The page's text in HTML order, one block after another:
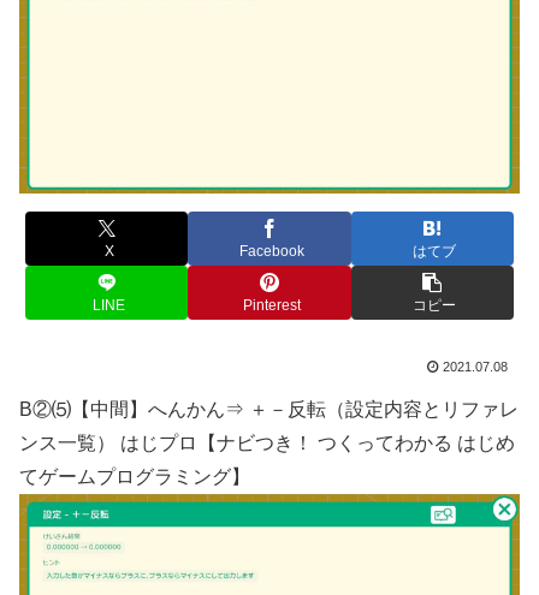
X Facebook はてブ
LINE Pinterest コピー
2021.07.08
B②⑸【中間】へんかん⇒ ＋－反転（設定内容とリファレ
ンス一覧） はじプロ【ナビつき！ つくってわかる はじめ
てゲームプログラミング】